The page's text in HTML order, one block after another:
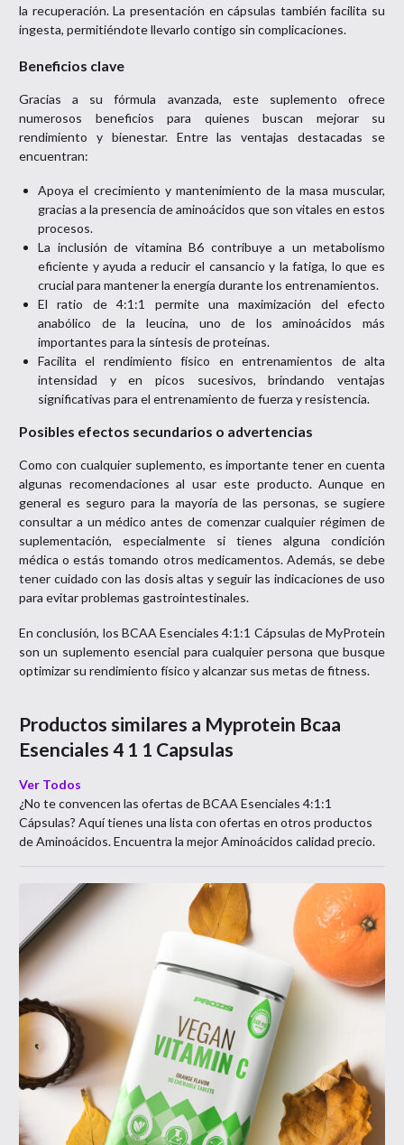
la recuperación. La presentación en cápsulas también facilita su
ingesta, permitiéndote llevarlo contigo sin complicaciones.
Beneficios clave
Gracias a su fórmula avanzada, este suplemento ofrece
numerosos beneficios para quienes buscan mejorar su
rendimiento y bienestar. Entre las ventajas destacadas se
encuentran:
Apoya el crecimiento y mantenimiento de la masa muscular,
gracias a la presencia de aminoácidos que son vitales en estos
procesos.
La inclusión de vitamina B6 contribuye a un metabolismo
eficiente y ayuda a reducir el cansancio y la fatiga, lo que es
crucial para mantener la energía durante los entrenamientos.
El ratio de 4:1:1 permite una maximización del efecto
anabólico de la leucina, uno de los aminoácidos más
importantes para la síntesis de proteínas.
Facilita el rendimiento físico en entrenamientos de alta
intensidad y en picos sucesivos, brindando ventajas
significativas para el entrenamiento de fuerza y resistencia.
Posibles efectos secundarios o advertencias
Como con cualquier suplemento, es importante tener en cuenta
algunas recomendaciones al usar este producto. Aunque en
general es seguro para la mayoría de las personas, se sugiere
consultar a un médico antes de comenzar cualquier régimen de
suplementación, especialmente si tienes alguna condición
médica o estás tomando otros medicamentos. Además, se debe
tener cuidado con las dosis altas y seguir las indicaciones de uso
para evitar problemas gastrointestinales.
En conclusión, los BCAA Esenciales 4:1:1 Cápsulas de MyProtein
son un suplemento esencial para cualquier persona que busque
optimizar su rendimiento físico y alcanzar sus metas de fitness.
Productos similares a Myprotein Bcaa
Esenciales 4 1 1 Capsulas
Ver Todos
¿No te convencen las ofertas deBCAA Esenciales 4:1:1
Cápsulas? Aquí tienes una lista con ofertas en otros productos
deAminoácidos. Encuentra la mejorAminoácidos calidad precio.